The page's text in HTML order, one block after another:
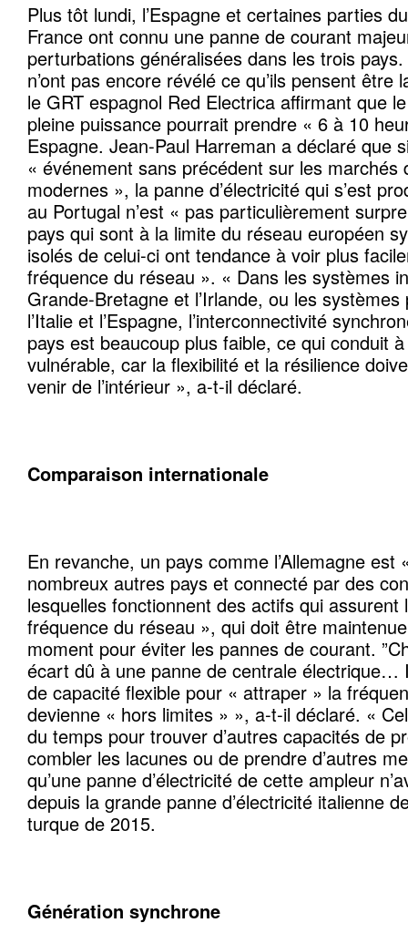
Plus tôt lundi, l’Espagne et certaines parties
France ont connu une panne de courant
perturbations généralisées dans les trois
n’ont pas encore révélé ce qu’ils pensent être
le GRT espagnol Red Electrica affirmant que
pleine puissance pourrait prendre « 6 à 10
Espagne. Jean-Paul Harreman a déclaré que
« événement sans précédent sur les marchés
modernes », la panne d’électricité qui s’est
au Portugal n’est « pas particulièrement
pays qui sont à la limite du réseau européen
isolés de celui-ci ont tendance à voir plus
fréquence du réseau ». « Dans les systèmes
Grande-Bretagne et l’Irlande, ou les
l’Italie et l’Espagne, l’interconnectivité
pays est beaucoup plus faible, ce qui conduit
vulnérable, car la flexibilité et la résilience
venir de l’intérieur », a-t-il déclaré.
Comparaison internationale
En revanche, un pays comme l’Allemagne est
nombreux autres pays et connecté par des
lesquelles fonctionnent des actifs qui assurent
fréquence du réseau », qui doit être
moment pour éviter les pannes de courant.
écart dû à une panne de centrale électrique…
de capacité flexible pour « attraper » la
devienne « hors limites » », a-t-il déclaré. «
du temps pour trouver d’autres capacités de
combler les lacunes ou de prendre d’autres
qu’une panne d’électricité de cette ampleur
depuis la grande panne d’électricité italienne
turque de 2015.
Génération synchrone